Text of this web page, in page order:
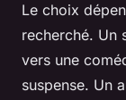
Le choix
recherché. Un
vers une
suspense. Un